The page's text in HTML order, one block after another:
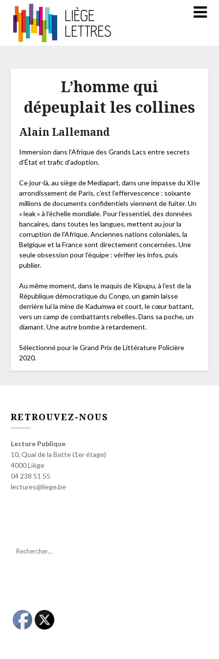
L’homme qui
dépeuplait les collines
Alain Lallemand
Immersion dans l’Afrique des Grands Lacs entre secrets
d’État et trafic d’adoption.
Ce jour-là, au siège de Mediapart, dans une impasse du XIIe
arrondissement de Paris, c’est l’effervescence : soixante
millions de documents confidentiels viennent de fuiter. Un
« leak » à l’échelle mondiale. Pour l’essentiel, des données
bancaires, dans toutes les langues, mettent au jour la
corruption de l’Afrique. Anciennes nations coloniales, la
Belgique et la France sont directement concernées. Une
seule obsession pour l’équipe : vérifier les infos, puis
publier.
Au même moment, dans le maquis de Kipupu, à l’est de la
République démocratique du Congo, un gamin laisse
derrière lui la mine de Kadumwa et court, le cœur battant,
vers un camp de combattants rebelles. Dans sa poche, un
diamant. Une autre bombe à retardement.
Sélectionné pour le Grand Prix de Littérature Policière
2020.
RETROUVEZ-NOUS
Lecture Publique
10, Quai de la Batte (1er étage)
4000 Liège
04 238 51 55
lectures@liege.be